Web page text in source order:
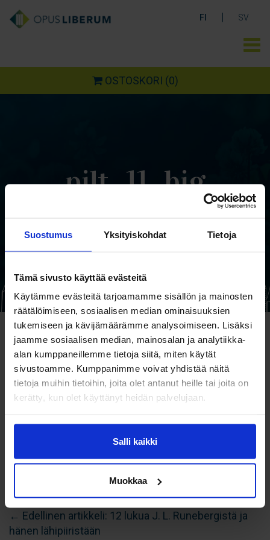
Suostumus Yksityiskohdat Tietoja
Tämä sivusto käyttää evästeitä
Käytämme evästeitä tarjoamamme sisällön ja mainosten
räätälöimiseen, sosiaalisen median ominaisuuksien
tukemiseen ja kävijämäärämme analysoimiseen. Lisäksi
jaamme sosiaalisen median, mainosalan ja analytiikka-
alan kumppaneillemme tietoja siitä, miten käytät
sivustoamme. Kumppanimme voivat yhdistää näitä
tietoja muihin tietoihin, joita olet antanut heille tai joita on
kerätty, kun olet käyttänyt heidän palvelujaan.
Salli kaikki
Muokkaa
FI | SV
pilt_11_big
OSTOSKORI (0)
Artikkelien
← Edellinen artikkeli: 12 lukua J. L. Runebergistä ja
hänen lähipiiristään